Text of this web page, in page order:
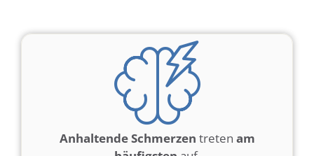
Anhaltende Schmerzen treten am